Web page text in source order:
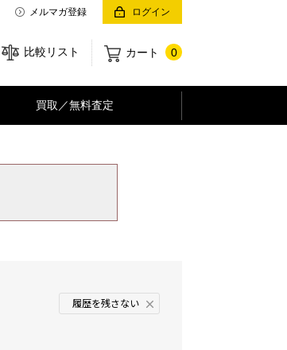
メルマガ登録 ログイン
カート 0
比較リスト
買取／無料査定
履歴を残さない